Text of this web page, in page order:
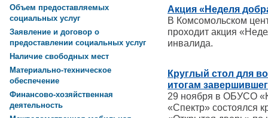
Акция «Неделя
В Комсомольском
проходит акция
инвалида.
Круглый стол для
итогам
29 ноября в ОБУСО
«Спектр» состоялся
Объем предоставляемых
социальных услуг
Заявление и договор о
предоставлении социальных услуг
Наличие свободных мест
Материально-техническое
обеспечение
Финансово-хозяйственная
деятельность